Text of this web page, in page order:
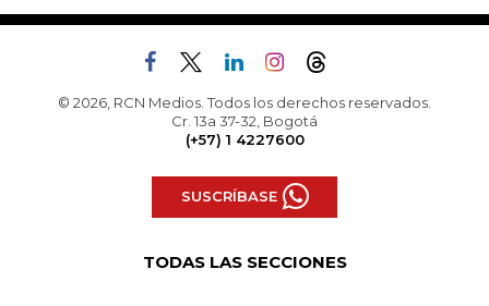
© 2026, RCN Medios. Todos los derechos reservados.
Cr. 13a 37-32, Bogotá
(+57) 1 4227600
SUSCRÍBASE
TODAS LAS SECCIONES